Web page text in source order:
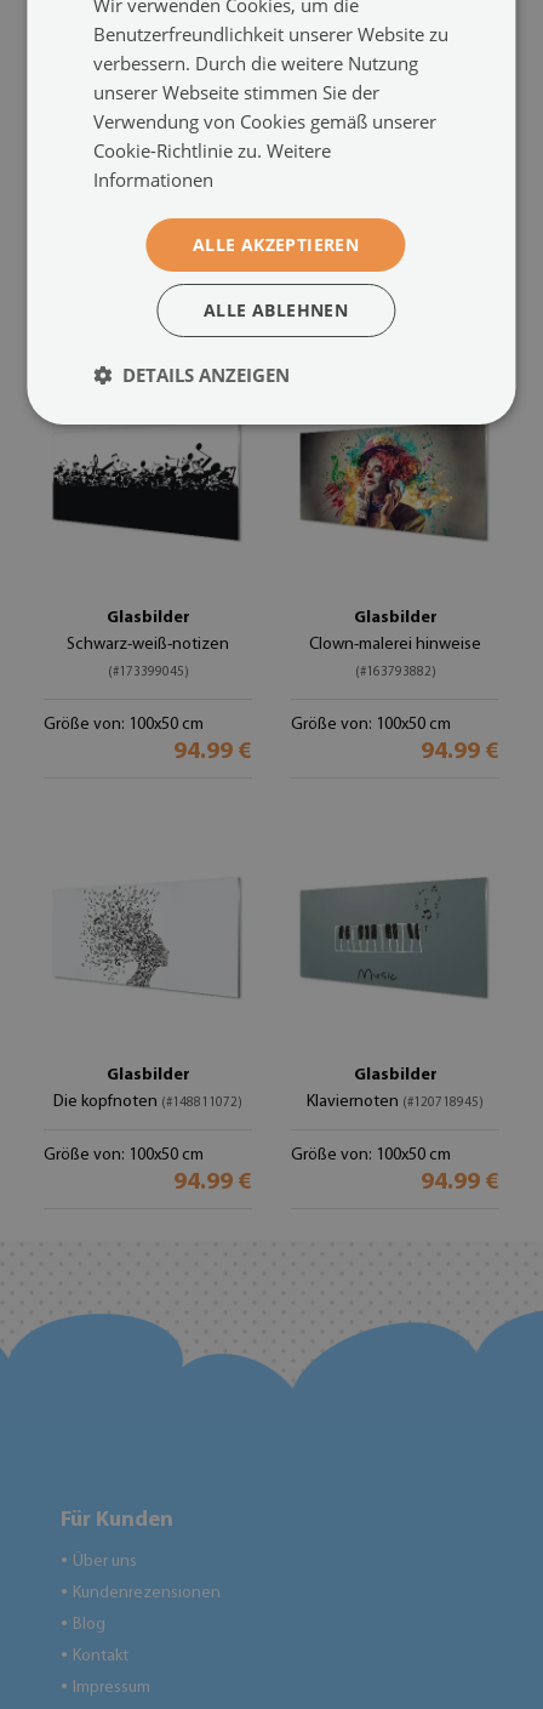
Glasbilder
Farbe gitarrennoten
Größe von: 100x50 cm
94.99 €
Größe von: 100x50 cm
Glasbilder
Schwarz-weiß-notizen
(#173399045)
Größe von: 100x50 cm
94.99 €
Glasbilder
Clown-malerei hinweise
(#163793882)
Größe von: 100x50 cm
94.99 €
Glasbilder
Die kopfnoten (#148811072)
Größe von: 100x50 cm
94.99 €
Glasbilder
Klaviernoten (#120718945)
Größe von: 100x50 cm
94.99 €
Für Kunden
● Über uns
● Kundenrezensionen
● Blog
● Kontakt
● Impressum
Benutzerfreundlichkeit unserer Website zu
verbessern. Durch die weitere Nutzung
unserer Webseite stimmen Sie der
Verwendung von Cookies gemäß unserer
Cookie-Richtlinie zu.Weitere
Informationen
ALLE AKZEPTIEREN
ALLE ABLEHNEN
DETAILS ANZEIGEN